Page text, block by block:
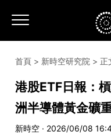
首頁 > 新時空研究院 > 正
港股ETF日報：
洲半導體黃金礦
新時空 · 2026/06/08